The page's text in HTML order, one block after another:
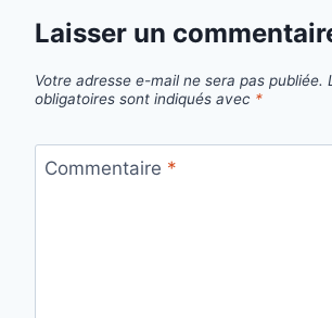
Laisser un
Votre adresse e-mail ne sera pas publiée.
obligatoires sont indiqués avec *
Commentaire *